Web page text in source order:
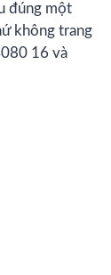
đúng một
không trang
16 và